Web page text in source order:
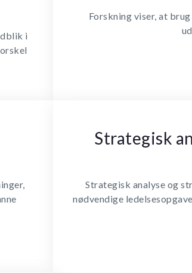
i
Forskning viser, at
Strategisk
Strategisk analyse og
nødvendige